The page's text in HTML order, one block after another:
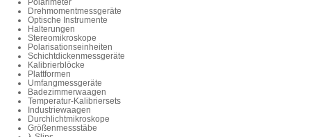
Drehmomentmessgeräte
Optische Instrumente
Halterungen
Stereomikroskope
Polarisationseinheiten
Schichtdickenmessgeräte
Kalibrierblöcke
Plattformen
Umfangmessgeräte
Badezimmerwaagen
Temperatur-Kalibriersets
Industriewaagen
Durchlichtmikroskope
Größenmessstäbe